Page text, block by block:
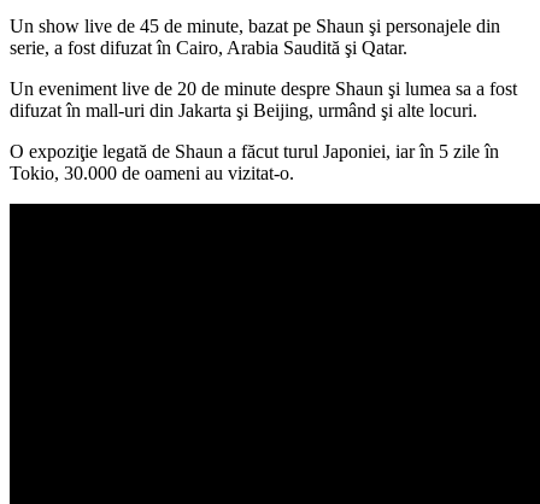
Un show live de 45 de minute, bazat pe Shaun şi personajele din
serie, a fost difuzat în Cairo, Arabia Saudită şi Qatar.
Un eveniment live de 20 de minute despre Shaun şi lumea sa a fost
difuzat în mall-uri din Jakarta şi Beijing, urmând şi alte locuri.
O expoziţie legată de Shaun a făcut turul Japoniei, iar în 5 zile în
Tokio, 30.000 de oameni au vizitat-o.